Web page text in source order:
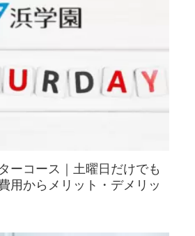
ーコース｜土曜日だけでも
用からメリット・デメリッ